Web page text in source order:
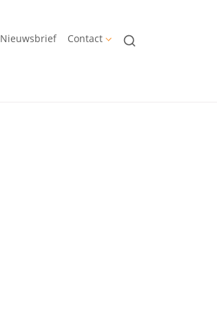
Nieuwsbrief Contact